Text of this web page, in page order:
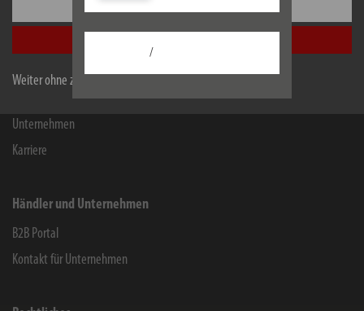
Weiter ohne zu akzeptieren
/
Kontakt für Endverbraucher
Herstellergarantie
Unternehmen
Karriere
Händler und Unternehmen
B2B Portal
Kontakt für Unternehmen